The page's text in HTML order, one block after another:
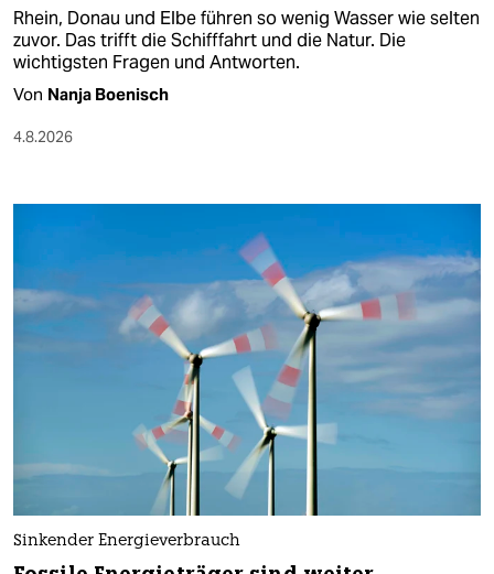
Rhein, Donau und Elbe führen so wenig Wasser wie selten
zuvor. Das trifft die Schifffahrt und die Natur. Die
wichtigsten Fragen und Antworten.
Von Nanja Boenisch
4.8.2026
Sinkender Energieverbrauch